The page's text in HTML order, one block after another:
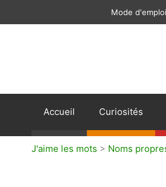
Mode d'emploi
Accueil Curiosités
J'aime les mots > Noms